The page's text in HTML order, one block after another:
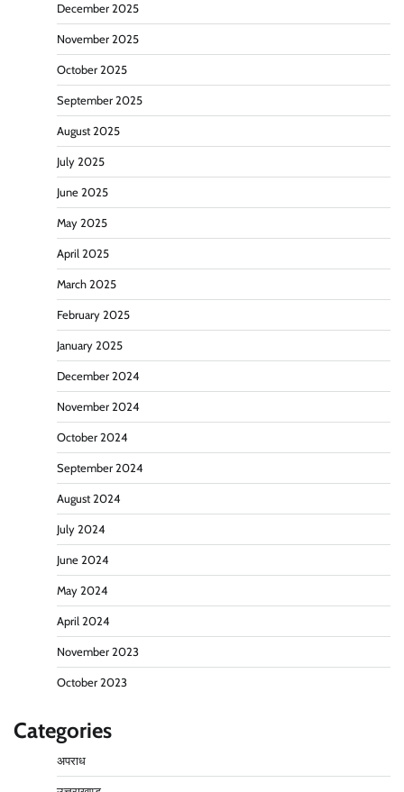
December 2025
November 2025
October 2025
September 2025
August 2025
July 2025
June 2025
May 2025
April 2025
March 2025
February 2025
January 2025
December 2024
November 2024
October 2024
September 2024
August 2024
July 2024
June 2024
May 2024
April 2024
November 2023
October 2023
Categories
अपराध